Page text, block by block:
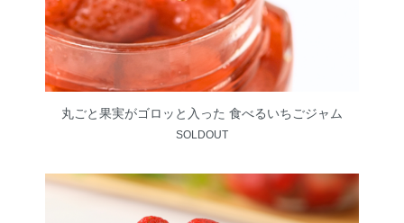
丸ごと果実がゴロッと入った 食べるいちごジャム
SOLDOUT